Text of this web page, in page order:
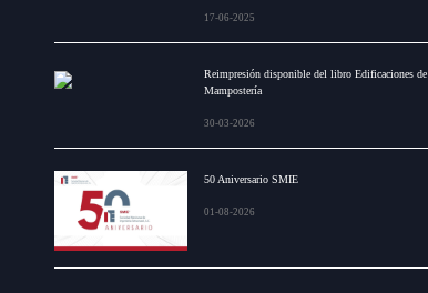
17-06-2025
Reimpresión disponible del libro Edificaciones de
Mampostería
30-03-2026
50 Aniversario SMIE
01-08-2026